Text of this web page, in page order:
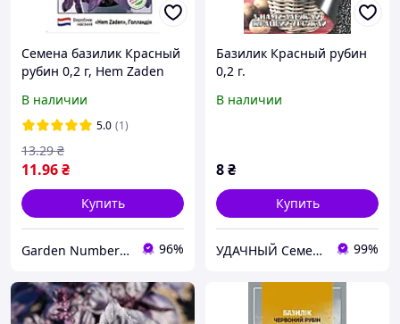
Семена базилик Красный
рубин 0,2 г, Hem Zaden
В наличии
5.0 (1)
11.96₴
13.29 ₴
Купить
Garden Number One 96%
Базилик Красный рубин
0,2 г.
В наличии
8₴
Купить
УДАЧНЫЙ Семена - СЗР - Удобрения - Инвентарь 99%